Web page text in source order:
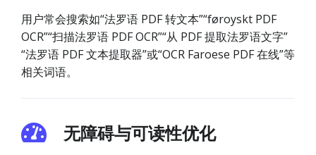
用户常会搜索如“法罗语 PDF 转文本”“føroyskt PDF
OCR”“扫描法罗语 PDF OCR”“从 PDF 提取法罗语文字”
“法罗语 PDF 文本提取器”或“OCR Faroese PDF 在线”等
相关词语。
无障碍与可读性优化